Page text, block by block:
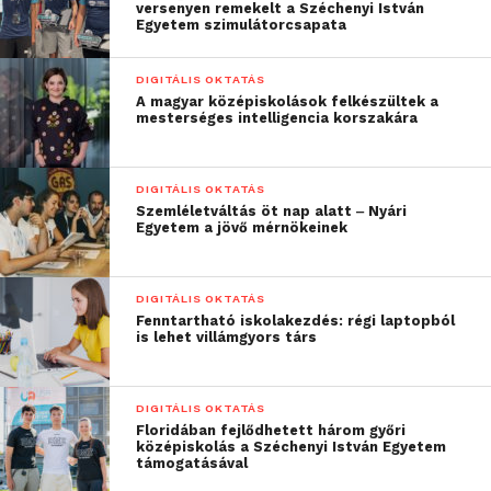
gyakorlatokat tudnának tartani, melyek segítségével
a diákok olyan képességeiket fejleszthetik, mint a
konfliktuskezelés, a visszajelzés adása, a csoporton
belüli kommunikáció, beleértve ebbe a külföldi
kollégákkal történő kapcsolattartást is.
Az EJMSZ nyitott arra, hogy felelős szakmai
szervezetként a felsőfokú képzések fejlesztéséről
szakmai párbeszédet kezdeményezzen a
folyamatban érdekelt összes résztvevő bevonásával.
versenyen remekelt a Széchenyi István
Egyetem szimulátorcsapata
DIGITÁLIS OKTATÁS
A magyar középiskolások felkészültek a
mesterséges intelligencia korszakára
DIGITÁLIS OKTATÁS
Szemléletváltás öt nap alatt ‒ Nyári
Egyetem a jövő mérnökeinek
DIGITÁLIS OKTATÁS
Fenntartható iskolakezdés: régi laptopból
is lehet villámgyors társ
DIGITÁLIS OKTATÁS
Floridában fejlődhetett három győri
középiskolás a Széchenyi István Egyetem
támogatásával